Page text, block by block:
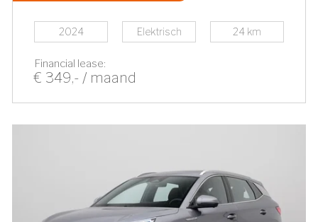
2024 Elektrisch 24 km
Financial lease:
€ 349,- / maand